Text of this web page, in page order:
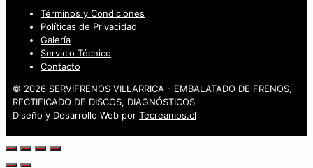
Términos y Condiciones
Políticas de Privacidad
Galería
Servicio Técnico
Contacto
© 2026 SERVIFRENOS VILLARRICA - EMBALATADO DE FRENOS,
RECTIFICADO DE DISCOS, DIAGNÓSTICOS
Diseño y Desarrollo Web por Tecreamos.cl